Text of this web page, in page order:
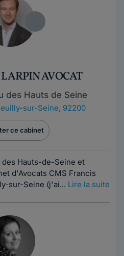
AVOCAT
des Hauts de Seine
sur-Seine, 92200
ce cabinet
Hauts-de-Seine et
d'Avocats CMS Francis
sur-Seine (j'ai... Lire la suite